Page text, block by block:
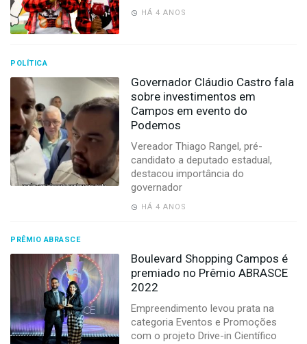
HÁ 4 ANOS
POLÍTICA
Governador Cláudio Castro fala
sobre investimentos em
Campos em evento do
Podemos
Vereador Thiago Rangel, pré-
candidato a deputado estadual,
destacou importância do
governador
HÁ 4 ANOS
PRÊMIO ABRASCE
Boulevard Shopping Campos é
premiado no Prêmio ABRASCE
2022
Empreendimento levou prata na
categoria Eventos e Promoções
com o projeto Drive-in Científico